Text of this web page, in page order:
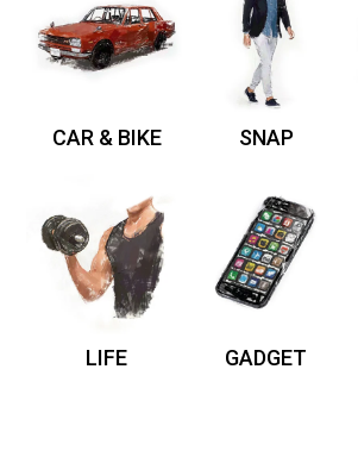
CAR & BIKE SNAP
LIFE GADGET